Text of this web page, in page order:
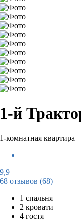
1-й
1-комнатная квартира
9,9
68 отзывов (68)
1 спальня
2 кровати
4 гостя